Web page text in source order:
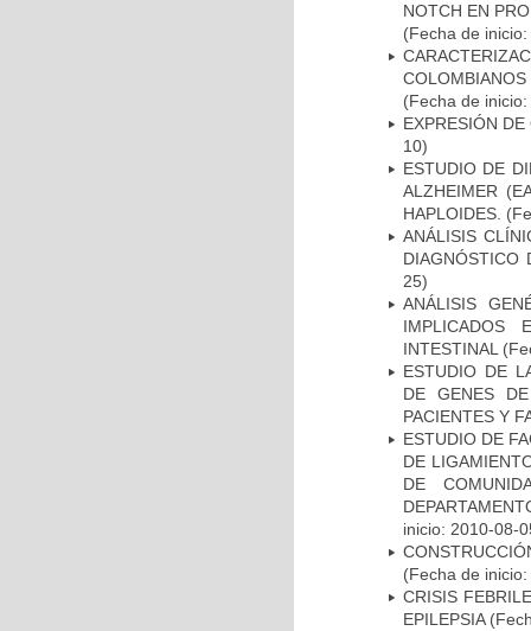
NOTCH EN
(Fecha de
(Fecha de
EXPRESIÓN
10)
ESTUDIO DE
ALZHEIMER
HAPLOIDES.
ANÁLISIS
DIAGNÓSTICO
25)
ANÁLISIS
IMPLICADOS
INTESTINAL
ESTUDIO DE
DE GENES
PACIENTES Y
ESTUDIO DE
DE
DE
inicio: 2010-08-
(Fecha de
CRISIS
EPILEPSIA